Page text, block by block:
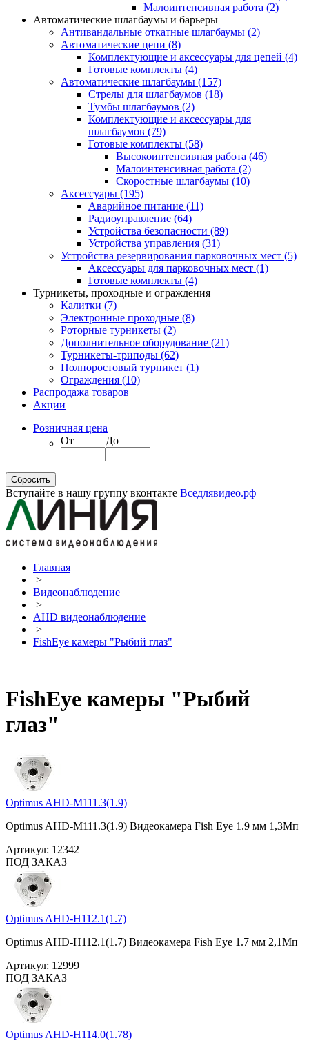
Малоинтенсивная работа (2)
Автоматические шлагбаумы и барьеры
Антивандальные откатные шлагбаумы (2)
Автоматические цепи (8)
Комплектующие и аксессуары для цепей (4)
Готовые комплекты (4)
Автоматические шлагбаумы (157)
Стрелы для шлагбаумов (18)
Тумбы шлагбаумов (2)
Комплектующие и аксессуары для
шлагбаумов (79)
Готовые комплекты (58)
Высокоинтенсивная работа (46)
Малоинтенсивная работа (2)
Скоростные шлагбаумы (10)
Аксессуары (195)
Аварийное питание (11)
Радиоуправление (64)
Устройства безопасности (89)
Устройства управления (31)
Устройства резервирования парковочных мест (5)
Аксессуары для парковочных мест (1)
Готовые комплекты (4)
Турникеты, проходные и ограждения
Калитки (7)
Электронные проходные (8)
Роторные турникеты (2)
Дополнительное оборудование (21)
Турникеты-триподы (62)
Полноростовый турникет (1)
Ограждения (10)
Распродажа товаров
Акции
Розничная цена
От
До
Вступайте в нашу группу вконтакте Вседлявидео.рф
Главная
>
Видеонаблюдение
>
AHD видеонаблюдение
>
FishEye камеры "Рыбий глаз"
FishEye камеры "Рыбий
глаз"
Optimus AHD-M111.3(1.9)
Optimus AHD-M111.3(1.9) Видеокамера Fish Eye 1.9 мм 1,3Мп
Артикул: 12342
ПОД ЗАКАЗ
Optimus AHD-H112.1(1.7)
Optimus AHD-H112.1(1.7) Видеокамера Fish Eye 1.7 мм 2,1Мп
Артикул: 12999
ПОД ЗАКАЗ
Optimus AHD-H114.0(1.78)